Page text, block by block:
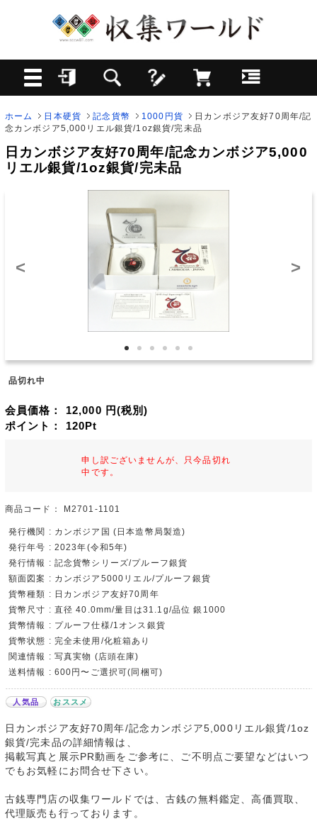
ホーム 日本硬貨 記念貨幣 1000円貨
日カンボジア友好70周年/記
念カンボジア5,000リエル銀貨/1oz銀貨/完未品
日カンボジア友好70周年/記念カンボジア5,000
リエル銀貨/1oz銀貨/完未品
< >
品切れ中
会員価格： 12,000 円(税別)
ポイント： 120Pt
申し訳ございませんが、只今品切れ
中です。
商品コード： M2701-1101
発行機関 : カンボジア国 (日本造幣局製造)
発行年号 : 2023年(令和5年)
発行情報 : 記念貨幣シリーズ/プルーフ銀貨
額面図案 : カンボジア5000リエル/プルーフ銀貨
貨幣種類 : 日カンボジア友好70周年
貨幣尺寸 : 直径 40.0mm/量目は31.1g/品位 銀1000
貨幣情報 : プルーフ仕様/1オンス銀貨
貨幣状態 : 完全未使用/化粧箱あり
関連情報 : 写真実物 (店頭在庫)
送料情報 : 600円〜ご選択可(同梱可)
人気品 おススメ
日カンボジア友好70周年/記念カンボジア5,000リエル銀貨/1oz
銀貨/完未品の詳細情報は、
掲載写真と展示PR動画をご参考に、ご不明点ご要望などはいつ
でもお気軽にお問合せ下さい。
古銭専門店の収集ワールドでは、古銭の無料鑑定、高価買取、
代理販売も行っております。